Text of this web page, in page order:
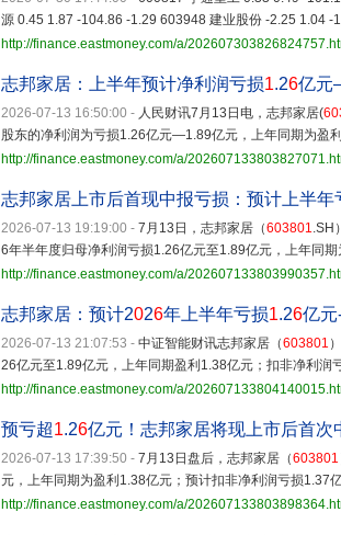
源 0.45 1.87 -104.86 -1.29 603948 建业股份 -2.25 1.04 -
http://finance.eastmoney.com/a/
志邦家居：上半年预计净利润亏损1.26亿
2026-07-13 16:50:00 - 人民财讯7月13日电，志邦家居(
股东的净利润为亏损1.26亿元—1.89亿元，上年同期为盈
http://finance.eastmoney.com/a/
志邦家居上市后首现中报亏损：预计上半年
2026-07-13 19:19:00 - 7月13日，志邦家居（603801.SH
6年半年度归母净利润亏损1.26亿元至1.89亿元，上年同
http://finance.eastmoney.com/a/
志邦家居：预计2026年上半年亏损1.26亿元
2026-07-13 21:07:53 - 中证智能财讯志邦家居（603801
26亿元至1.89亿元，上年同期盈利1.38亿元；扣非净利
http://finance.eastmoney.com/a/
预亏超1.26亿元！志邦家居将现上市后首
2026-07-13 17:39:50 - 7月13日盘后，志邦家居（603801
元，上年同期为盈利1.38亿元；预计扣非净利润亏损1.37
http://finance.eastmoney.com/a/